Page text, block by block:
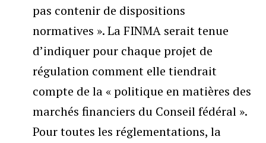
pas contenir de dispositions
normatives ». La FINMA serait tenue
d’indiquer pour chaque projet de
régulation comment elle tiendrait
compte de la « politique en matières des
marchés financiers du Conseil fédéral ».
Pour toutes les réglementations, la